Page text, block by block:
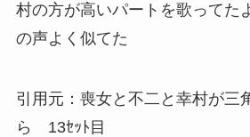
村の方が高いパートを歌ってた
の声よく似てた
引用元：喪女と不二と幸村が三
ら 13ｾｯﾄ目